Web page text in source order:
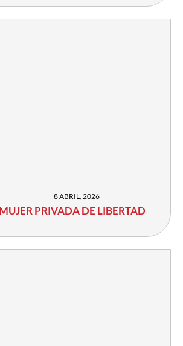
8 ABRIL, 2026
PRIVADA DE LIBERTAD